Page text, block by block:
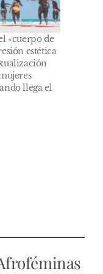
«cuerpo de
estética
llega el